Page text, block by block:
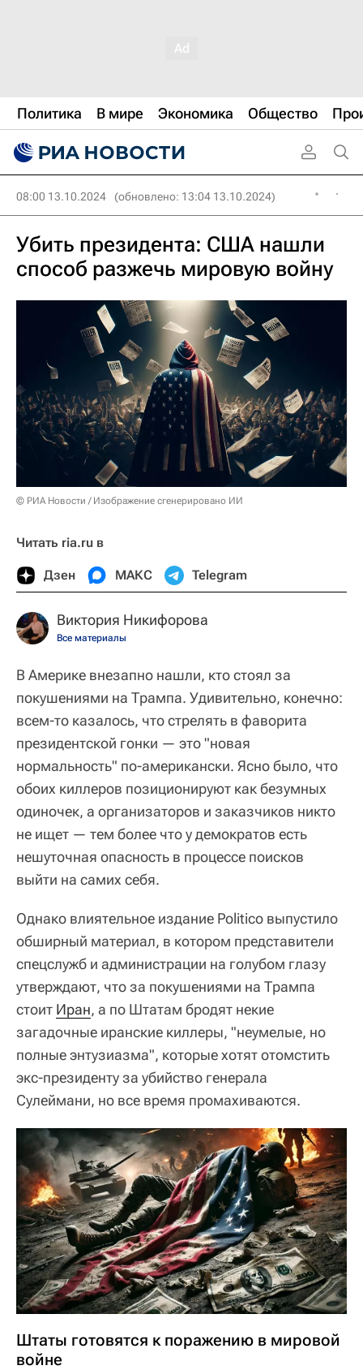
Политика В мире Экономика Общество
08:00 13.10.2024 (обновлено: 13:04 13.10.2024)
Убить президента: США нашли
способ разжечь мировую войну
© РИА Новости / Изображение сгенерировано ИИ
Читать ria.ru в
Дзен МАКС Telegram
Виктория Никифорова
Все материалы
В Америке внезапно нашли, кто стоял за
покушениями на Трампа. Удивительно, конечно:
всем-то казалось, что стрелять в фаворита
президентской гонки — это "новая
нормальность" по-американски. Ясно было, что
обоих киллеров позиционируют как безумных
одиночек, а организаторов и заказчиков никто
не ищет — тем более что у демократов есть
нешуточная опасность в процессе поисков
выйти на самих себя.
Однако влиятельное издание Politico выпустило
обширный материал, в котором представители
спецслужб и администрации на голубом глазу
утверждают, что за покушениями на Трампа
стоит Иран, а по Штатам бродят некие
загадочные иранские киллеры, "неумелые, но
полные энтузиазма", которые хотят отомстить
экс-президенту за убийство генерала
Сулеймани, но все время промахиваются.
Штаты готовятся к поражению в мировой
войне